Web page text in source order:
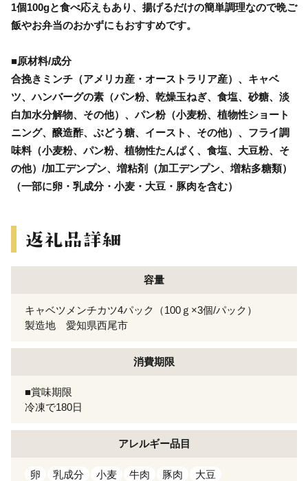
1個100gと食べ応えもあり、揚げるだけの簡単調理なので晩ご
飯やお弁当のおかずにもおすすめです。
■原材料/成分
合挽きミンチ（アメリカ産・オーストラリア産）、キャベ
ツ、ハンバーグの素（パン粉、乾燥玉ねぎ、食塩、砂糖、淡
白加水分解物、その他）、パン粉（小麦粉、植物性ショート
ニング、醸造酢、ぶどう糖、イースト、その他）、フライ調
味料（小麦粉、パン粉、植物性たんぱく、食塩、大豆粉、そ
の他）/加工デンプン、増粘剤（加工デンプン、増粘多糖類）
（一部に卵・乳成分・小麦・大豆・豚肉を含む）
容量
キャベツメンチカツ4パック（100ｇ×3個/パック）
製造地 愛知県西尾市
消費期限
■賞味期限
冷凍で180日
アレルギー品目
卵 乳成分 小麦 牛肉 豚肉 大豆